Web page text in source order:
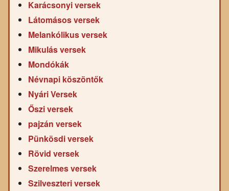
Karácsonyi versek
Látomásos versek
Melankólikus versek
Mikulás versek
Mondókák
Névnapi köszöntők
Nyári Versek
Őszi versek
pajzán versek
Pünkösdi versek
Rövid versek
Szerelmes versek
Szilveszteri versek